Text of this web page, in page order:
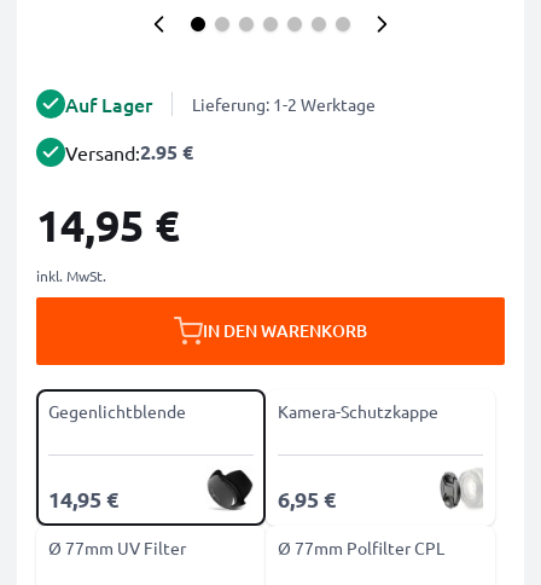
Auf Lager Lieferung: 1-2 Werktage
Versand:2.95 €
14,95 €
inkl. MwSt.
IN DEN WARENKORB
Gegenlichtblende
14,95 €
Kamera-Schutzkappe
6,95 €
Ø 77mm UV Filter Ø 77mm Polfilter CPL